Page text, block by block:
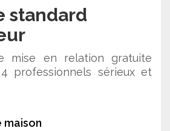
standard
mise en relation gratuite
professionnels sérieux et
maison